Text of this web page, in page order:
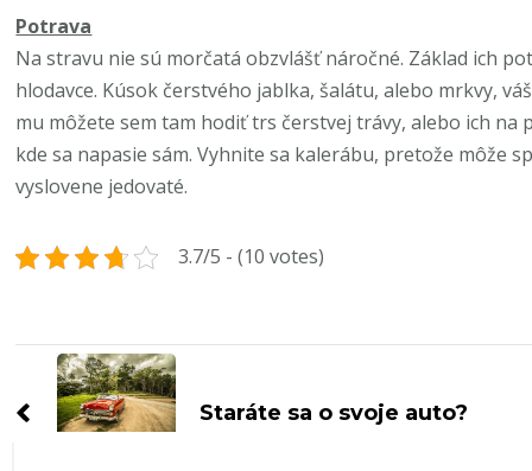
Potrava
Na stravu nie sú morčatá obzvlášť náročné. Základ ich
hlodavce. Kúsok čerstvého jablka, šalátu, alebo mrkvy,
mu môžete sem tam hodiť trs čerstvej trávy, alebo ich
kde sa napasie sám. Vyhnite sa kalerábu, pretože môže
vyslovene jedovaté.
3.7/5 - (10 votes)
Navigace
příspěvkuStaráte sa o svoje auto?